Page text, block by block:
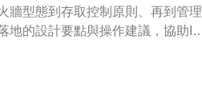
牆型態到存取控制原則、再到管理
地的設計要點與操作建議，協助IT
護？ 在飯店場域，建議以次世代防